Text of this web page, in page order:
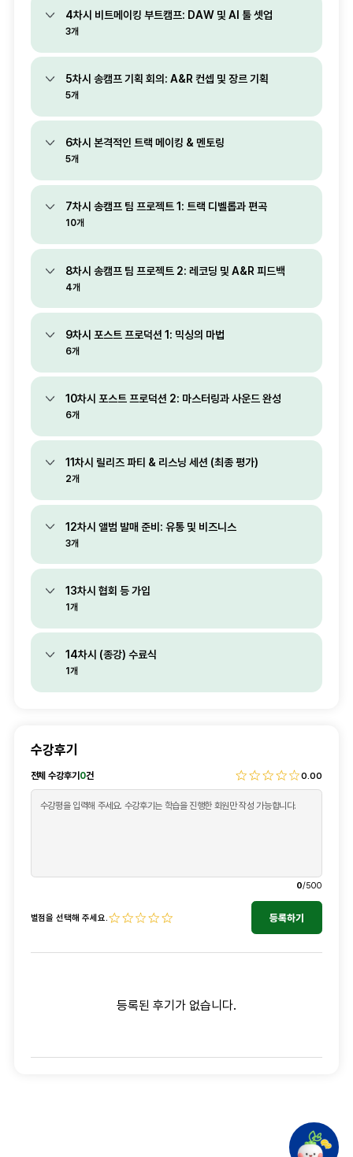
4차시 비트메이킹 부트캠프: DAW 및 AI 툴 셋업
3개
5차시 송캠프 기획 회의: A&R 컨셉 및 장르 기획
5개
6차시 본격적인 트랙 메이킹 & 멘토링
5개
7차시 송캠프 팀 프로젝트 1: 트랙 디벨롭과 편곡
10개
8차시 송캠프 팀 프로젝트 2: 레코딩 및 A&R 피드백
4개
9차시 포스트 프로덕션 1: 믹싱의 마법
6개
10차시 포스트 프로덕션 2: 마스터링과 사운드 완성
6개
11차시 릴리즈 파티 & 리스닝 세션 (최종 평가)
2개
12차시 앨범 발매 준비: 유통 및 비즈니스
3개
13차시 협회 등 가입
1개
14차시 (종강) 수료식
1개
수강후기
전체 수강후기0건 0.00
후기내용
0/500
별점을 선택해 주세요. 등록하기
등록된 후기가 없습니다.